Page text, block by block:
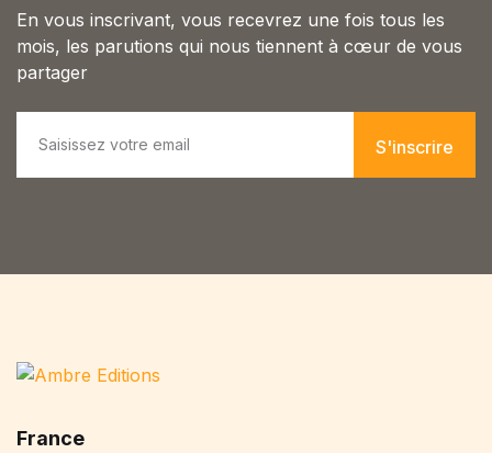
En vous inscrivant, vous recevrez une fois tous les
mois, les parutions qui nous tiennent à cœur de vous
partager
i
S'inscrire
France